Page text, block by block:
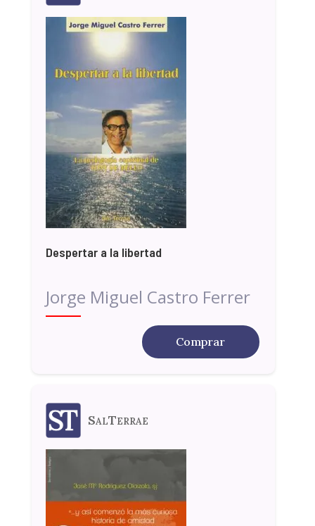
Despertar a la libertad
Jorge Miguel Castro Ferrer
Comprar
SalTerrae